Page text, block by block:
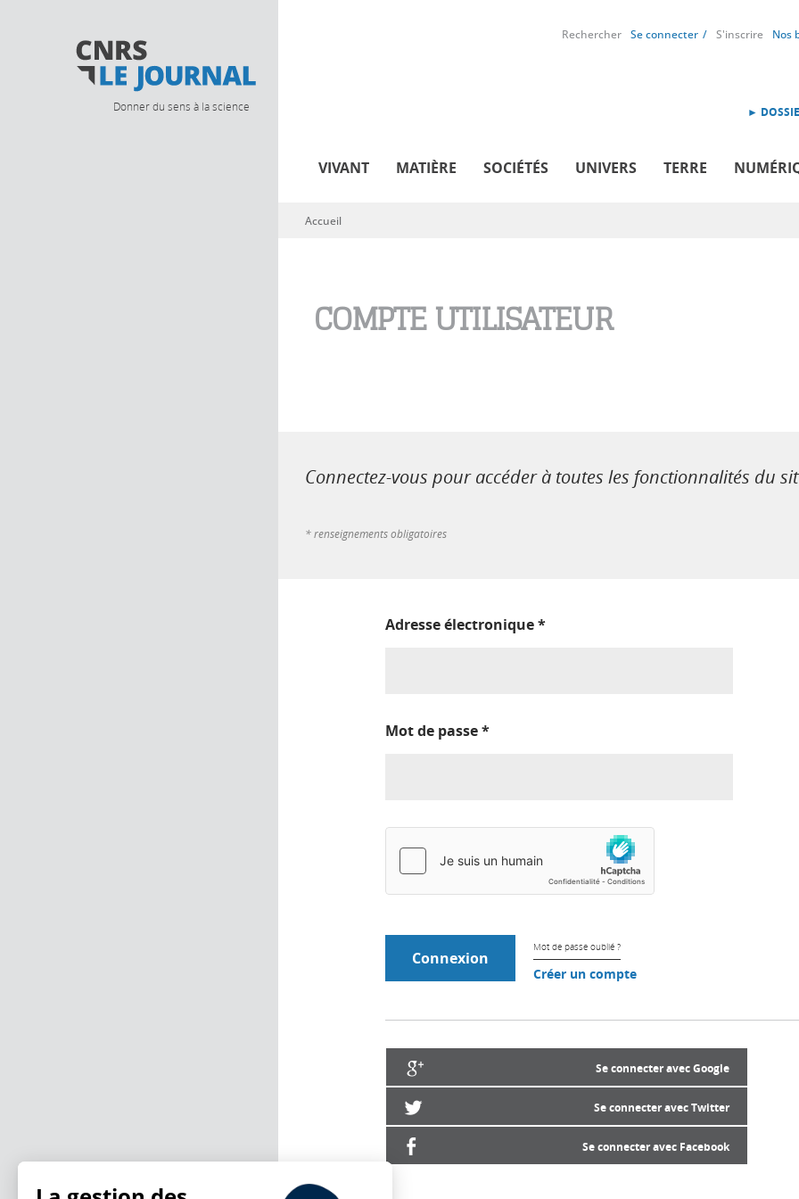
Donner du sens à la science
Rechercher Se connecter S'inscrire Nos
►
VIVANT MATIÈRE SOCIÉTÉS UNIVERS TERRE
Vous êtes ici
Accueil
COMPTE UTILISATEUR
Connectez-vous pour accéder à toutes les fonctionnalités du
* renseignements obligatoires
Adresse électronique*
Mot de passe*
Mot de passe oublié ?
Créer un compte
Se connecter avec Google
Se connecter avec Twitter
Se connecter avec Facebook